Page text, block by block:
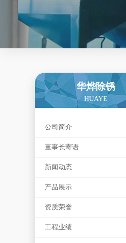
华烨除锈
HUAYE
公司简介
董事长寄语
新闻动态
产品展示
资质荣誉
工程业绩